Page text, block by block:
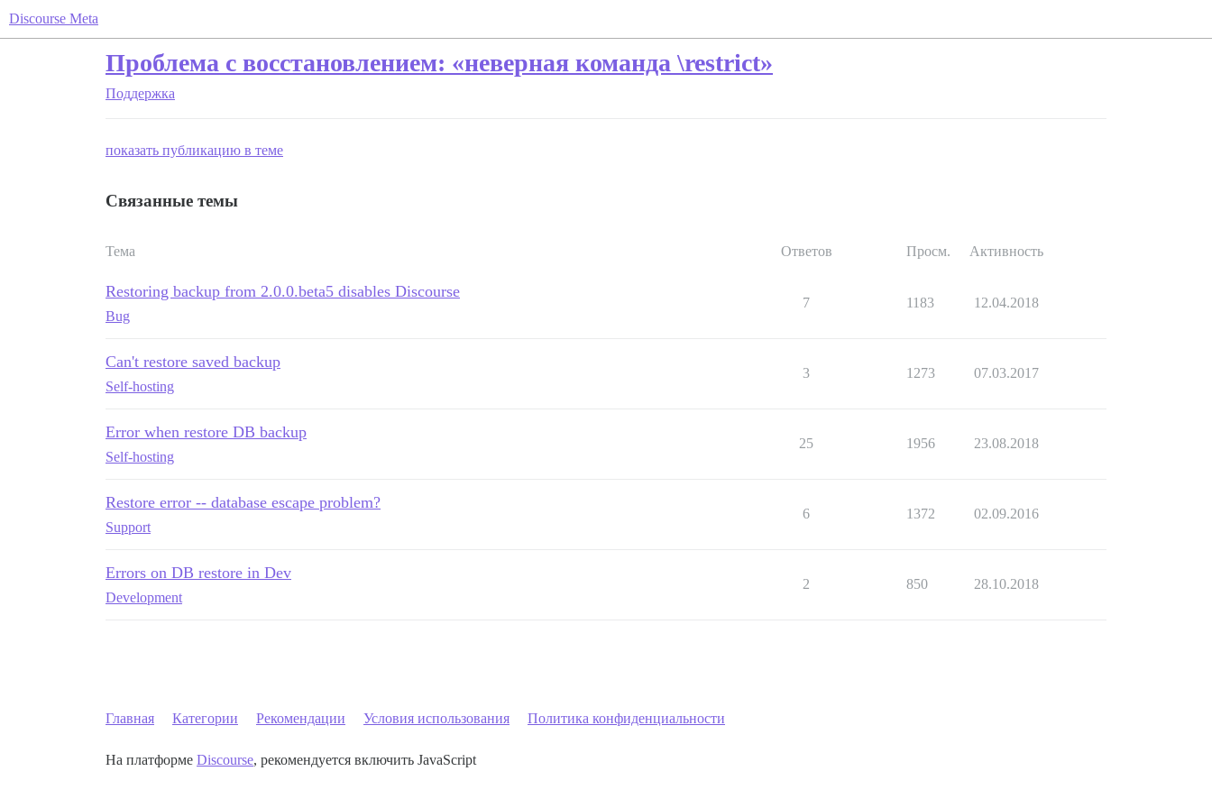
Discourse Meta
Проблема с восстановлением: «неверная команда \restrict»
Поддержка
показать публикацию в теме
Связанные темы
Тема Ответов Просм. Активность
Restoring backup from 2.0.0.beta5 disables Discourse
Bug
7 1183 12.04.2018
Can't restore saved backup
Self-hosting
3 1273 07.03.2017
Error when restore DB backup
Self-hosting
25 1956 23.08.2018
Restore error -- database escape problem?
Support
6 1372 02.09.2016
Errors on DB restore in Dev
Development
2 850 28.10.2018
Главная Категории Рекомендации Условия использования Политика конфиденциальности
На платформе Discourse, рекомендуется включить JavaScript